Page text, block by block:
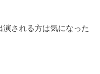
される方は気になった